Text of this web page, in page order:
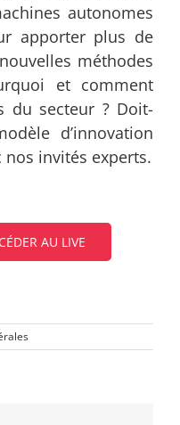
autonomes
apporter plus de
méthodes
et comment
du secteur ? Doit-
d’innovation
nos invités experts.
AU LIVE